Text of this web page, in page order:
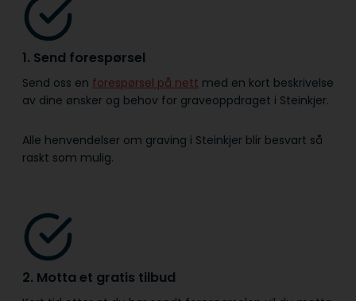
1. Send forespørsel
Send oss en forespørsel på nett med en kort beskrivelse
av dine ønsker og behov for graveoppdraget i Steinkjer.
Alle henvendelser om graving i Steinkjer blir besvart så
raskt som mulig.
2. Motta et gratis tilbud